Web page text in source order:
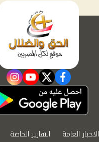
facebook
twitter
youtube
الاخبار العامة التقارير الخاصة